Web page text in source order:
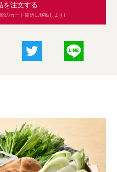
を注文する
のカート箇所に移動します)